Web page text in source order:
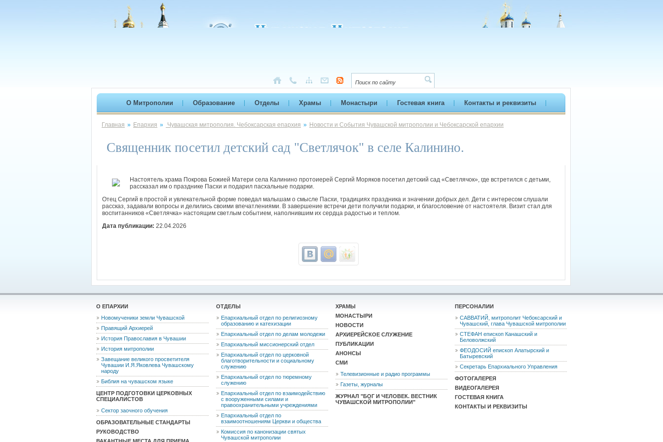
О Митрополии Образование Отделы Храмы Монастыри Гостевая книга Контакты и реквизиты
Главная » Епархия » Чувашская митрополия. Чебоксарская епархия » Новости и События Чувашской митрополии и Чебоксарской епархии
Священник посетил детский сад "Светлячок" в селе Калинино.
Настоятель храма Покрова Божией Матери села Калинино протоиерей Сергий Моряков посетил детский сад «Светлячок», где встретился с детьми,
рассказал им о празднике Пасхи и подарил пасхальные подарки.
Отец Сергий в простой и увлекательной форме поведал малышам о смысле Пасхи, традициях праздника и значении добрых дел. Дети с интересом слушали
рассказ, задавали вопросы и делились своими впечатлениями. В завершение встречи дети получили подарки, и благословение от настоятеля. Визит стал для
воспитанников «Светлячка» настоящим светлым событием, наполнившим их сердца радостью и теплом.
Дата публикации: 22.04.2026
О ЕПАРХИИ
Новомученики земли Чувашской
Правящий Архиерей
История Православия в Чувашии
История митрополии
Завещание великого просветителя
Чувашии И.Я.Яковлева Чувашскому
народу
Библия на чувашском языке
ЦЕНТР ПОДГОТОВКИ ЦЕРКОВНЫХ
СПЕЦИАЛИСТОВ
Сектор заочного обучения
ОБРАЗОВАТЕЛЬНЫЕ СТАНДАРТЫ
РУКОВОДСТВО
ОТДЕЛЫ
Епархиальный отдел по религиозному
образованию и катехизации
Епархиальный отдел по делам молодежи
Епархиальный миссионерский отдел
Епархиальный отдел по церковной
благотворительности и социальному
служению
Епархиальный отдел по тюремному
служению
Епархиальный отдел по взаимодействию
с вооруженными силами и
правоохранительными учреждениями
Епархиальный отдел по
взаимоотношениям Церкви и общества
Комиссия по канонизации святых
Чувашской митрополии
ХРАМЫ
МОНАСТЫРИ
НОВОСТИ
АРХИЕРЕЙСКОЕ СЛУЖЕНИЕ
ПУБЛИКАЦИИ
АНОНСЫ
СМИ
Телевизионные и радио программы
Газеты, журналы
ЖУРНАЛ "БОГ И ЧЕЛОВЕК. ВЕСТНИК
ЧУВАШСКОЙ МИТРОПОЛИИ"
ПЕРСОНАЛИИ
САВВАТИЙ, митрополит Чебоксарский и
Чувашский, глава Чувашской митрополии
СТЕФАН епископ Канашский и
Беловолжский
ФЕОДОCИЙ епископ Алатырский и
Батыревский
Секретарь Епархиального Управления
ФОТОГАЛЕРЕЯ
ВИДЕОГАЛЕРЕЯ
ГОСТЕВАЯ КНИГА
КОНТАКТЫ И РЕКВИЗИТЫ